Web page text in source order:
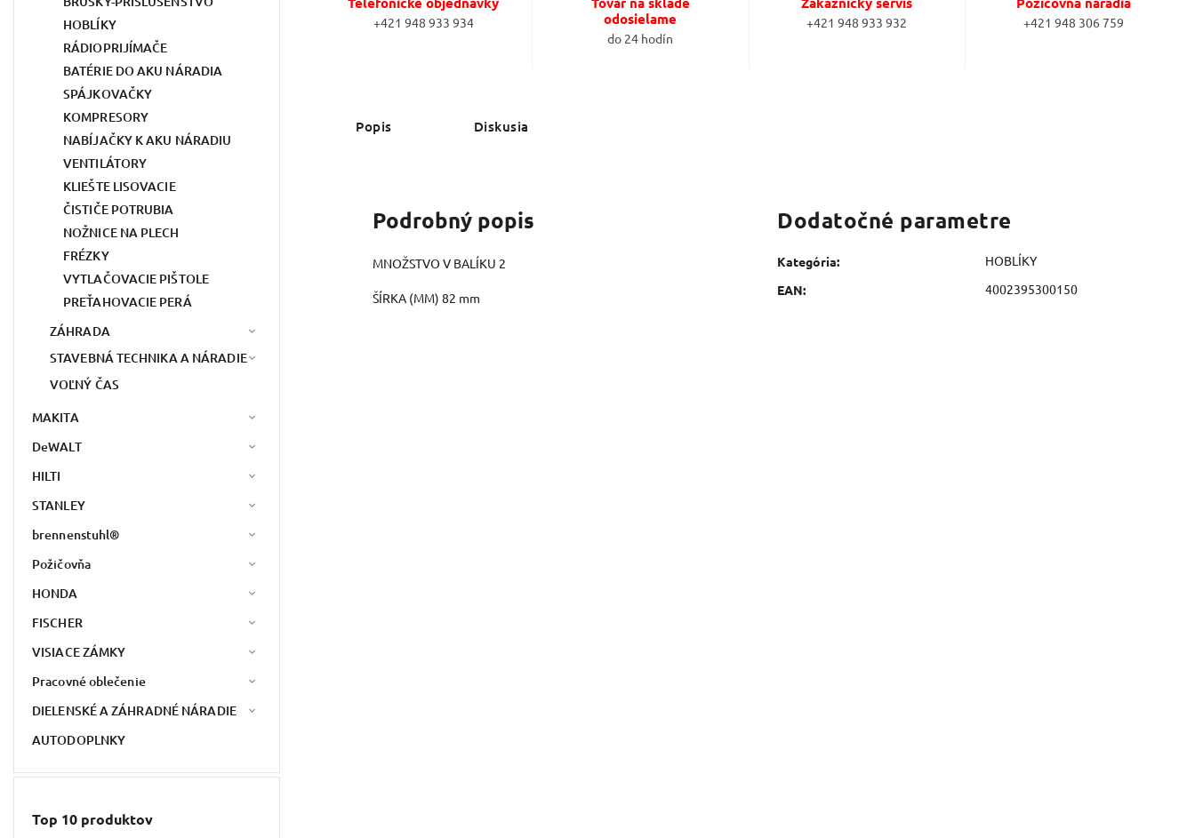
HOBLÍKY
RÁDIOPRIJÍMAČE
BATÉRIE DO AKU NÁRADIA
SPÁJKOVAČKY
KOMPRESORY
NABÍJAČKY K AKU NÁRADIU
VENTILÁTORY
KLIEŠTE LISOVACIE
ČISTIČE POTRUBIA
NOŽNICE NA PLECH
FRÉZKY
VYTLAČOVACIE PIŠTOLE
PREŤAHOVACIE PERÁ
ZÁHRADA
STAVEBNÁ TECHNIKA A NÁRADIE
VOĽNÝ ČAS
MAKITA
DeWALT
HILTI
STANLEY
brennenstuhl®
Požičovňa
HONDA
FISCHER
VISIACE ZÁMKY
Pracovné oblečenie
DIELENSKÉ A ZÁHRADNÉ NÁRADIE
AUTODOPLNKY
Top 10 produktov
+421 948 933 934
odosielame
do 24 hodín
+421 948 933 932 +421 948 306 759
Popis Diskusia
Podrobný popis
MNOŽSTVO V BALÍKU 2
ŠÍRKA (MM) 82 mm
Dodatočné parametre
Kategória:
HOBLÍKY
EAN: 4002395300150